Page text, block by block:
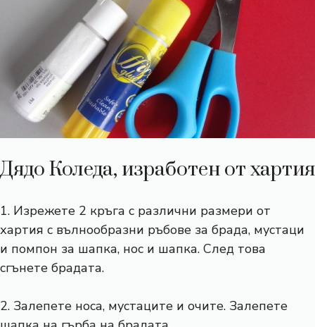
Дядо Коледа, изработен от хартия
1. Изрежете 2 кръга с различни размери от
хартия с вълнообразни ръбове за брада, мустаци
и помпон за шапка, нос и шапка. След това
сгънете брадата.
2. Залепете носа, мустаците и очите. Залепете